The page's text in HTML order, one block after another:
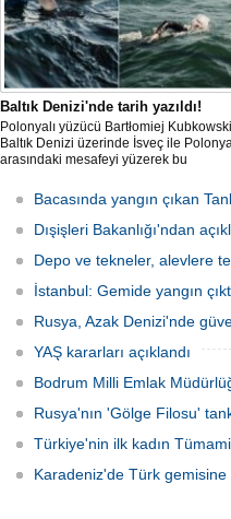
Baltık Denizi'nde tarih yazıldı!
Polonyalı yüzücü Bartłomiej
Baltık Denizi üzerinde İsveç ile
arasındaki mesafeyi yüzerek bu
Bacasında yangın çıkan
Dışişleri Bakanlığı'ndan
Depo ve tekneler, alevlere
İstanbul: Gemide yangın
Rusya, Azak Denizi'nde
YAŞ kararları açıklandı
Bodrum Milli Emlak
Rusya'nın 'Gölge Filosu'
Türkiye'nin ilk kadın
Karadeniz'de Türk gemisine